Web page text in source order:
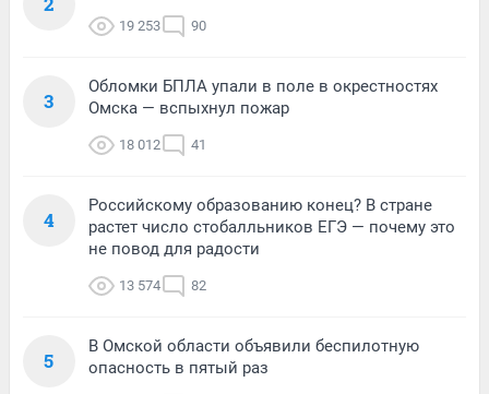
19 253 90
3
Обломки БПЛА упали в поле в окрестностях
Омска — вспыхнул пожар
18 012 41
4
Российскому образованию конец? В стране
растет число стобалльников ЕГЭ — почему это
не повод для радости
13 574 82
5
В Омской области объявили беспилотную
опасность в пятый раз